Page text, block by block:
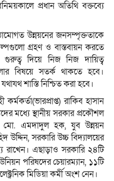
প্রধান অতিথি বক্তব্যে
উন্নয়নের জনসম্পৃক্ততাকে
গ্রহণ ও বাস্তবায়ন করতে
গুরুত্ব দিয়ে নিজ নিজ দায়িত্ব
বিষয়ে সতর্ক থাকতে হবে।
শাস্তি নিশ্চিত করা হবে।
রাকিব হাসান
মধ্যে স্থানীয় সরকার প্রকৌশল
মো. এমদাদুল হক, যুব উন্নয়ন
উদ্দিন, সরকারি উচ্চ বিদ্যালয়ের
রাখেন। এছাড়াও সরকারি ২৪টি
পরিষদের চেয়ারম্যান, ১১টি
মিডিয়া কর্মী অংশ নেন।